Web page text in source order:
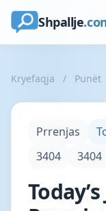
Shpallje
Kryefaqja / Punët
Prrenjas
3404
3404